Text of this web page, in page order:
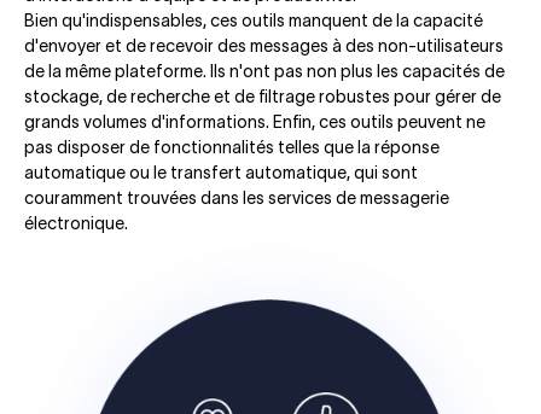
Bien qu'indispensables, ces outils manquent de la capacité
d'envoyer et de recevoir des messages à des non-utilisateurs
de la même plateforme. Ils n'ont pas non plus les capacités de
stockage, de recherche et de filtrage robustes pour gérer de
grands volumes d'informations. Enfin, ces outils peuvent ne
pas disposer de fonctionnalités telles que la réponse
automatique ou le transfert automatique, qui sont
couramment trouvées dans les services de messagerie
électronique.